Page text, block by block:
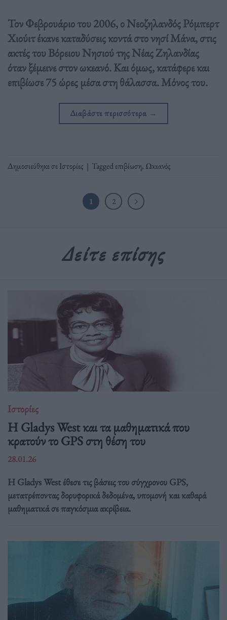
Τον Φεβρουάριο του 2006, ο Νεοζηλανδός Ρόμπερτ
Χιούιτ έκανε καταδύσεις κοντά στο νησί Μάνα, στις
ακτές του Βόρειου Νησιού της Νέας Ζηλανδίας
όταν ξέμεινε στον ωκεανό. Και όμως, κατάφερε και
επιβίωσε 75 ώρες μέσα στη θάλασσα. Μόνος του.
Διαβάστε περισσότερα →
Δημοσιεύθηκε σεΙστορίες | Taggedεπιβίωση, Ωκεανός
1 2
Δείτε επίσης
Ιστορίες
Η Gladys West και τα μαθηματικά που
κρατούν το GPS στη θέση του
28.01.26
Η Gladys West έθεσε τις βάσεις του σύγχρονου GPS,
μετατρέποντας δορυφορικά δεδομένα, υπομονή και καθαρά
μαθηματικά σε παγκόσμια ακρίβεια.